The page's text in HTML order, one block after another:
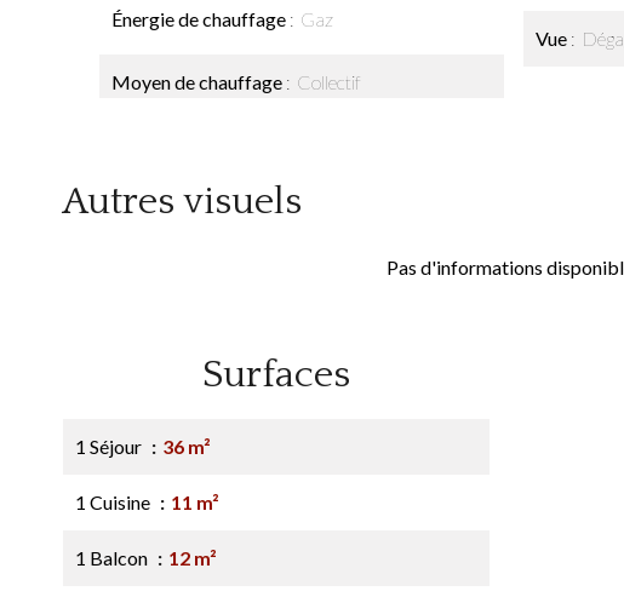
Énergie de chauffage Gaz
Moyen de chauffage Collectif
Vue
Autres visuels
Pas d'informations
Surfaces
1 Séjour 36 m²
1 Cuisine 11 m²
1 Balcon 12 m²